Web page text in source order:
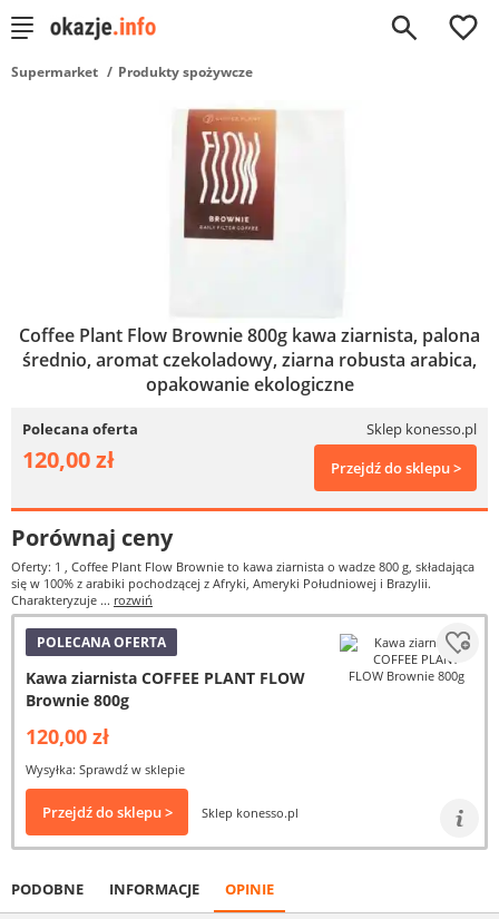
0
Supermarket Produkty spożywcze
Coffee Plant Flow Brownie 800g kawa ziarnista, palona
średnio, aromat czekoladowy, ziarna robusta arabica,
opakowanie ekologiczne
Polecana oferta Sklep konesso.pl
120,00 zł Przejdź do sklepu >
Porównaj ceny
Oferty: 1 , Coffee Plant Flow Brownie to kawa ziarnista o wadze 800 g, składająca
się w 100% z arabiki pochodzącej z Afryki, Ameryki Południowej i Brazylii.
Charakteryzuje ... rozwiń
POLECANA OFERTA
Kawa ziarnista COFFEE PLANT FLOW
Brownie 800g
120,00 zł
Wysyłka: Sprawdź w sklepie
Przejdź do sklepu > Sklep konesso.pl
PODOBNE INFORMACJE OPINIE